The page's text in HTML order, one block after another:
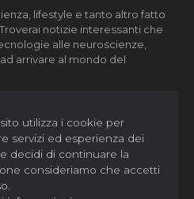
utilizza i cookie per
servizi ed esperienza dei
decidi di continuare la
consideriamo che accetti
lifestyle e tanto altro fatto
notizie interessanti che
alle neuroscienze,
arrivare al mondo del